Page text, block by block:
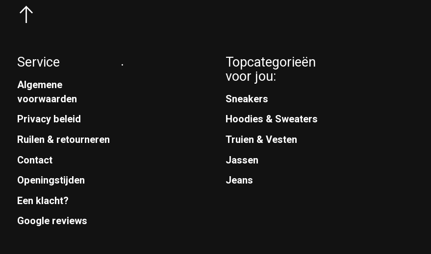
Service
Algemene
voorwaarden
Privacy beleid
Ruilen & retourneren
Contact
Openingstijden
Een klacht?
Google reviews
. Topcategorieën
voor jou:
Sneakers
Hoodies & Sweaters
Truien & Vesten
Jassen
Jeans